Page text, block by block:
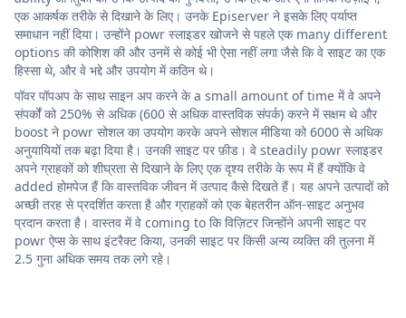
एक आकर्षक तरीके से दिखाने के लिए। उनके Episerver ने इसके लिए पर्याप्त
समाधान नहीं दिया। उन्होंने powr स्लाइडर खोजने से पहले एक many different
options की कोशिश की और उनमें से कोई भी ऐसा नहीं लगा जैसे कि वे साइट का एक
हिस्सा थे, और वे भद्दे और उपयोग में कठिन थे।
पॉवर पॉपअप के साथ साइन अप करने के a small amount of time में वे अपने
संपर्कों को 250% से अधिक (600 से अधिक वास्तविक संपर्क) करने में सक्षम थे और
boost ने powr सोशल का उपयोग करके अपने सोशल मीडिया को 6000 से अधिक
अनुयायियों तक बढ़ा दिया है। उनकी साइट पर फ़ीड। वे steadily powr स्लाइडर
अपने ग्राहकों को शीघ्रता से दिखाने के लिए एक दृश्य तरीके के रूप में हैं क्योंकि वे
added होमपेज हैं कि वास्तविक जीवन में उत्पाद कैसे दिखते हैं। यह अपने उत्पादों को
अच्छी तरह से प्रदर्शित करता है और ग्राहकों को एक बेहतरीन ऑन-साइट अनुभव
प्रदान करता है। वास्तव में वे coming to कि विज़िटर जिन्होंने अपनी साइट पर
powr ऐप्स के साथ इंटरैक्ट किया, उनकी साइट पर किसी अन्य व्यक्ति की तुलना में
2.5 गुना अधिक समय तक लगे रहे।